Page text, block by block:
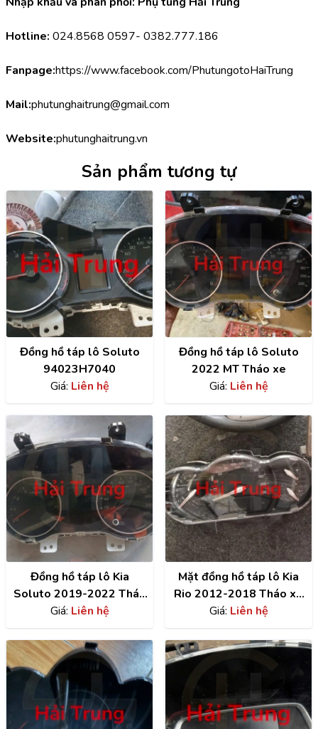
Hotline: 024.8568 0597- 0382.777.186
Fanpage:https://www.facebook.com/PhutungotoHaiTrung
Mail:phutunghaitrung@gmail.com
Website:phutunghaitrung.vn
Sản phẩm tương tự
Đồng hồ táp lô Soluto
94023H7040
Giá: Liên hệ
Đồng hồ táp lô Soluto
2022 MT Tháo xe
Giá: Liên hệ
Đồng hồ táp lô Kia
Soluto 2019-2022 Tháo
Xe
Giá: Liên hệ
Mặt đồng hồ táp lô Kia
Rio 2012-2018 Tháo xe
Zin
Giá: Liên hệ